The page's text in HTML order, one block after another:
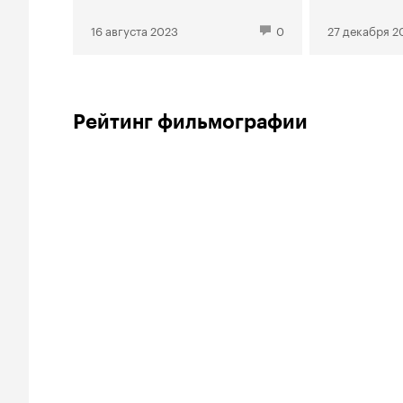
16 августа 2023 0 27 декабря
Рейтинг фильмографии